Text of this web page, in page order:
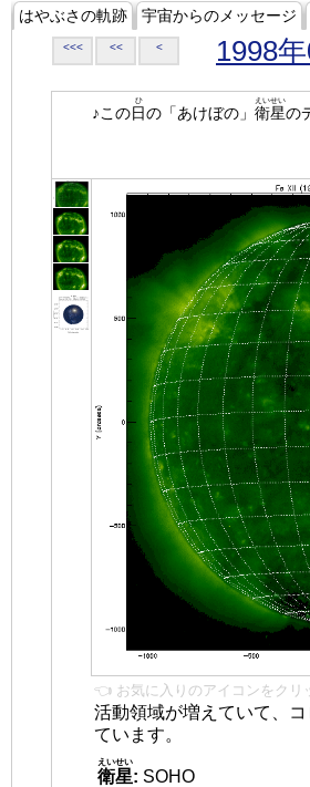
はやぶさの軌跡 宇宙からのメッセージ
<<< << < 1998年
♪この日
ひ
の「あけぼの」 衛星
えいせい
の
👈 お気に入りのアイコンをクリ
活動領域が増えていて、
ています。
衛星
えいせい
: SOHO